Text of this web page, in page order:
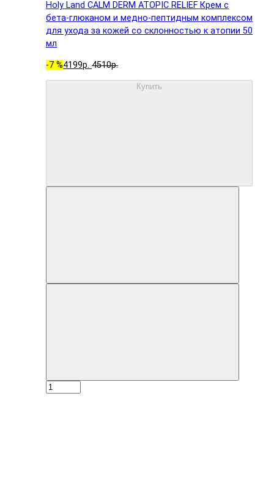
Holy Land CALM DERM ATOPIC RELIEF Крем с
бета-глюканом и медно-пептидным комплексом
для ухода за кожей со склонностью к атопии 50
мл
-7 %4199р. 4510р.
Купить